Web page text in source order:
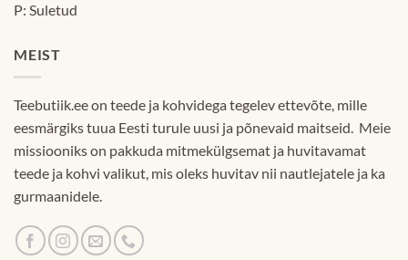
P: Suletud
MEIST
Teebutiik.ee on teede ja kohvidega tegelev ettevõte, mille
eesmärgiks tuua Eesti turule uusi ja põnevaid maitseid. Meie
missiooniks on pakkuda mitmekülgsemat ja huvitavamat
teede ja kohvi valikut, mis oleks huvitav nii nautlejatele ja ka
gurmaanidele.